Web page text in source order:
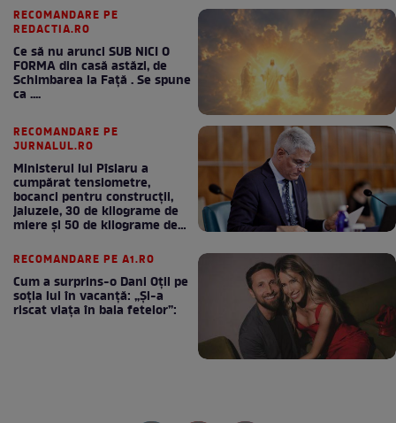
RECOMANDARE PE
REDACTIA.RO
Ce să nu arunci SUB NICI O
FORMA din casă astăzi, de
Schimbarea la Față . Se spune
ca ....
RECOMANDARE PE
JURNALUL.RO
Ministerul lui Pîslaru a
cumpărat tensiometre,
bocanci pentru construcții,
jaluzele, 30 de kilograme de
miere și 50 de kilograme de
RECOMANDARE PE A1.RO
Cum a surprins-o Dani Oțil pe
soția lui în vacanță: „Și-a
riscat viața în baia fetelor”: